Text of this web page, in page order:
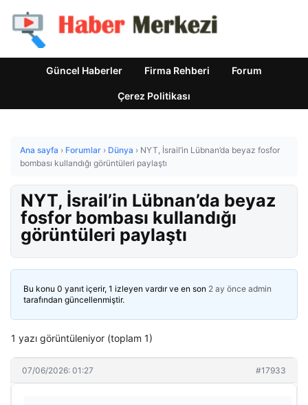
Güncel Haberler Firma Rehberi Forum
Çerez Politikası
Ana sayfa › Forumlar › Dünya › NYT, İsrail’in Lübnan’da beyaz fosfor
bombası kullandığı görüntüleri paylaştı
NYT, İsrail’in Lübnan’da beyaz
fosfor bombası kullandığı
görüntüleri paylaştı
Bu konu 0 yanıt içerir, 1 izleyen vardır ve en son 2 ay önce admin
tarafından güncellenmiştir.
1 yazı görüntüleniyor (toplam 1)
07/06/2026: 01:27 #17933